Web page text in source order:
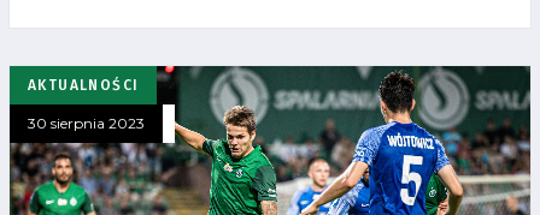
AKTUALNOŚCI
30 sierpnia 2023